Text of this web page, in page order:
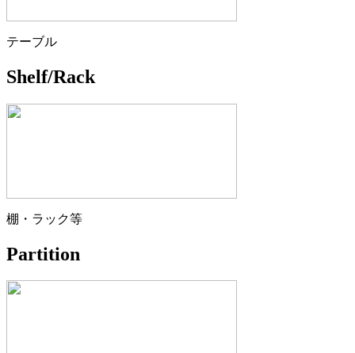
テーブル
Shelf/Rack
棚・ラック等
Partition